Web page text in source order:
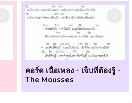
คอร์ด เนื้อเพลง - เจ็บที่ต้องรู้ -
The Mousses